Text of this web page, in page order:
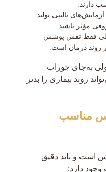
دارند.
بالینی تولید
مؤثر باشند.
فقط نقش پوشش
روند درمان است.
به‌جای جوراب
روند بیماری را بدتر
مناسب
است و باید دقیق
وجود دارد: